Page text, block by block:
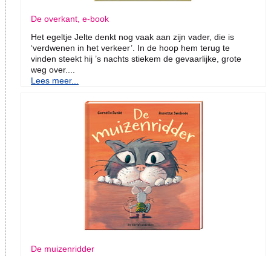
De overkant, e-book
Het egeltje Jelte denkt nog vaak aan zijn vader, die is
‘verdwenen in het verkeer’. In de hoop hem terug te
vinden steekt hij ’s nachts stiekem de gevaarlijke, grote
weg over....
Lees meer...
De muizenridder